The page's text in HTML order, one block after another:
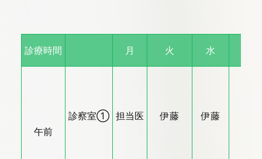
診療時間 月 火 水
午前
診察室① 担当医 伊藤 伊藤